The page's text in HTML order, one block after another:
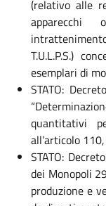
(relativo alle
T.U.L.P.S.)
esemplari di
STATO:
quantitativi
all’articolo 110,
STATO:
dei Monopoli
produzione e